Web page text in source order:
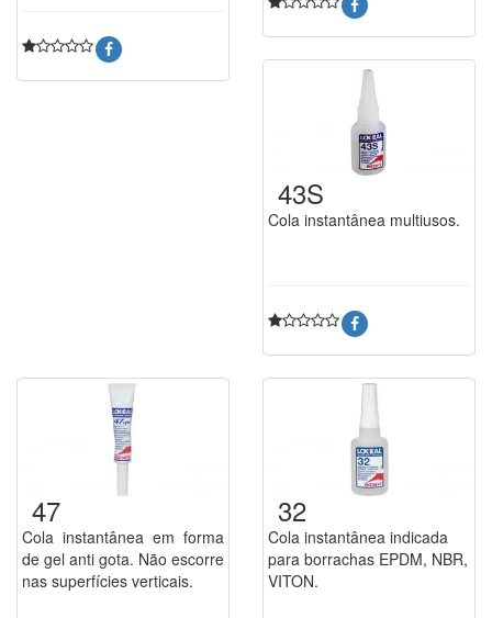
43S
Cola instantânea multiusos.
47
Cola instantânea em forma
de gel anti gota. Não escorre
nas superfícies verticais.
32
Cola instantânea indicada
para borrachas EPDM, NBR,
VITON.